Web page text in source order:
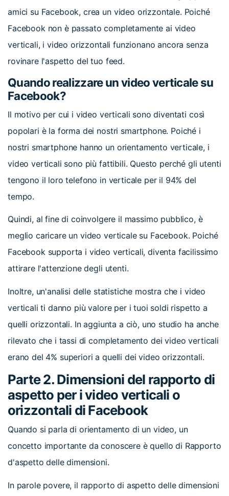
amici su Facebook, crea un video orizzontale. Poiché
Facebook non è passato completamente ai video
verticali, i video orizzontali funzionano ancora senza
rovinare l'aspetto del tuo feed.
Quando realizzare un video verticale su
Facebook?
Il motivo per cui i video verticali sono diventati così
popolari è la forma dei nostri smartphone. Poiché i
nostri smartphone hanno un orientamento verticale, i
video verticali sono più fattibili. Questo perché gli utenti
tengono il loro telefono in verticale per il 94% del
tempo.
Quindi, al fine di coinvolgere il massimo pubblico, è
meglio caricare un video verticale su Facebook. Poiché
Facebook supporta i video verticali, diventa facilissimo
attirare l'attenzione degli utenti.
Inoltre, un'analisi delle statistiche mostra che i video
verticali ti danno più valore per i tuoi soldi rispetto a
quelli orizzontali. In aggiunta a ciò, uno studio ha anche
rilevato che i tassi di completamento dei video verticali
erano del 4% superiori a quelli dei video orizzontali.
Parte 2. Dimensioni del rapporto di
aspetto per i video verticali o
orizzontali di Facebook
Quando si parla di orientamento di un video, un
concetto importante da conoscere è quello di Rapporto
d'aspetto delle dimensioni.
In parole povere, il rapporto di aspetto delle dimensioni